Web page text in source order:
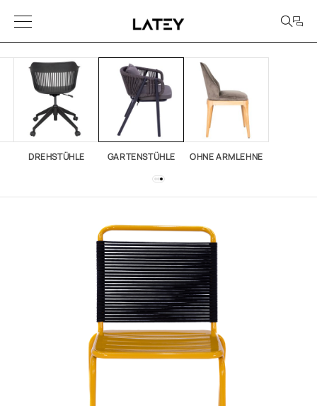
DREHSTÜHLE GARTENSTÜHLE OHNE ARMLEHNE